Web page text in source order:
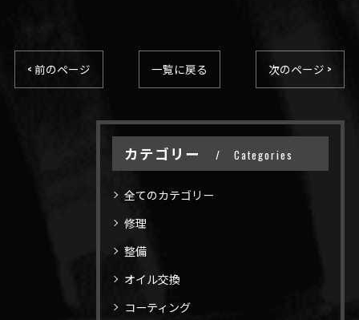
< 前のページ 一覧に戻る 次のページ >
カテゴリー Categories
全てのカテゴリー
修理
整備
オイル交換
コーティング